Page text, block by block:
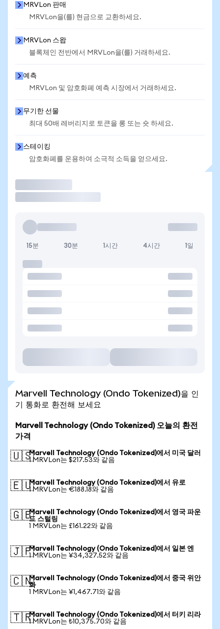
MRVLon 판매
MRVLon을(를) 현금으로 교환하세요.
MRVLon 스왑
블록체인 전반에서 MRVLon을(를) 거래하세요.
예측
MRVLon 및 암호화폐 예측 시장에서 거래하세요.
무기한 선물
최대 50배 레버리지로 토큰을 롱 또는 숏 하세요.
스테이킹
암호화폐를 운용하여 소극적 소득을 얻으세요.
15분 30분 1시간 4시간 1일
Marvell Technology (Ondo Tokenized)을 인
기 통화로 환전해 보세요
Marvell Technology (Ondo Tokenized) 오늘의 환전
가격
🇺🇸Marvell Technology (Ondo Tokenized)에서 미국 달러
1 MRVLon는 $217.53와 같음
🇪🇺Marvell Technology (Ondo Tokenized)에서 유로
1 MRVLon는 €188.18와 같음
🇬🇧Marvell Technology (Ondo Tokenized)에서 영국 파운
드 스털링
1 MRVLon는 £161.22와 같음
🇯🇵Marvell Technology (Ondo Tokenized)에서 일본 엔
1 MRVLon는 ¥34,327.52와 같음
🇨🇳Marvell Technology (Ondo Tokenized)에서 중국 위안
화
1 MRVLon는 ¥1,467.71와 같음
🇹🇷Marvell Technology (Ondo Tokenized)에서 터키 리라
1 MRVLon는 ₺10,375.70와 같음